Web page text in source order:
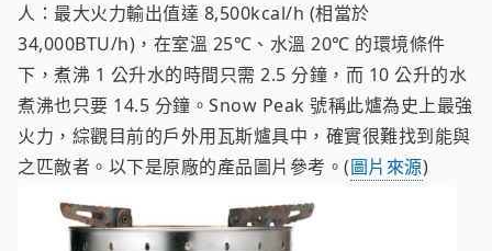
人：最大火力輸出值達 8,500kcal/h (相當於
34,000BTU/h)，在室溫 25℃、水溫 20℃ 的環境條件
下，煮沸 1 公升水的時間只需 2.5 分鐘，而 10 公升的水
煮沸也只要 14.5 分鐘。Snow Peak 號稱此爐為史上最強
火力，綜觀目前的戶外用瓦斯爐具中，確實很難找到能與
之匹敵者。以下是原廠的產品圖片參考。(圖片來源)